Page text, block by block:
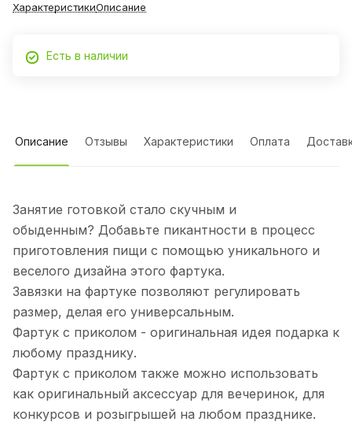
ХарактеристикиОписание
Есть в наличии
Описание Отзывы Характеристики Оплата
Занятие готовкой стало скучным и
обыденным? Добавьте пикантности в процесс
приготовления пищи с помощью уникального и
веселого дизайна этого фартука.
Завязки на фартуке позволяют регулировать
размер, делая его универсальным.
Фартук с приколом - оригинальная идея подарка к
любому празднику.
Фартук с приколом также можно использовать
как оригинальный аксессуар для вечеринок, для
конкурсов и розыгрышей на любом празднике.